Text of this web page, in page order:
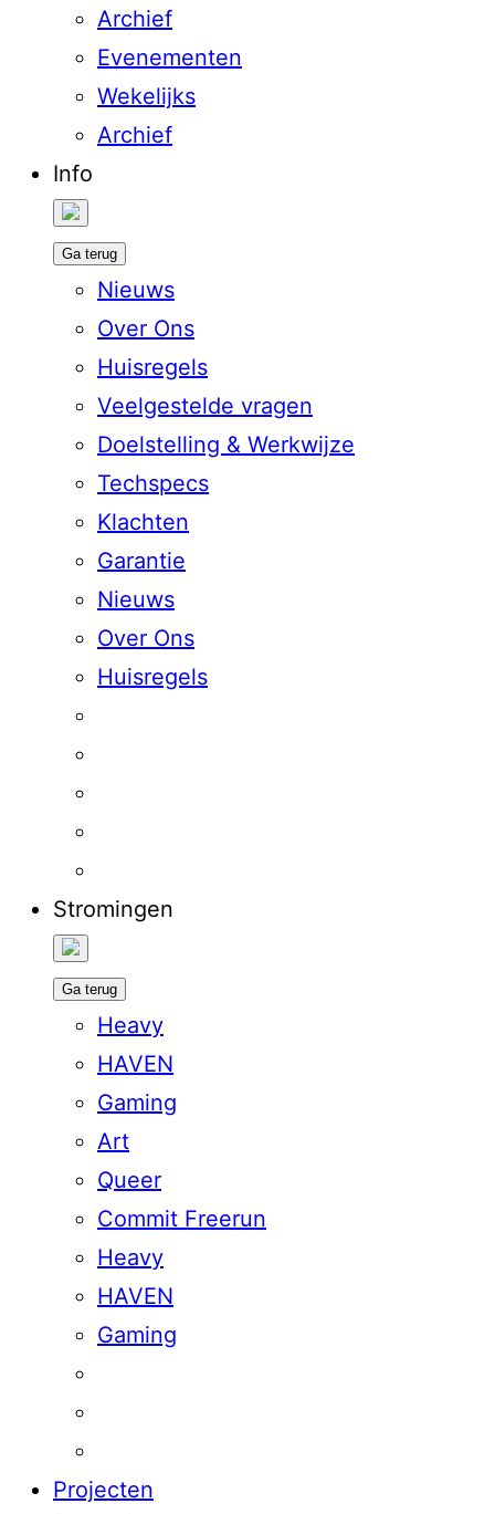
Archief
Evenementen
Wekelijks
Archief
Info
Ga terug
Nieuws
Over Ons
Huisregels
Veelgestelde vragen
Doelstelling & Werkwijze
Techspecs
Klachten
Garantie
Nieuws
Over Ons
Huisregels
Stromingen
Ga terug
Heavy
HAVEN
Gaming
Art
Queer
Commit Freerun
Heavy
HAVEN
Gaming
Projecten